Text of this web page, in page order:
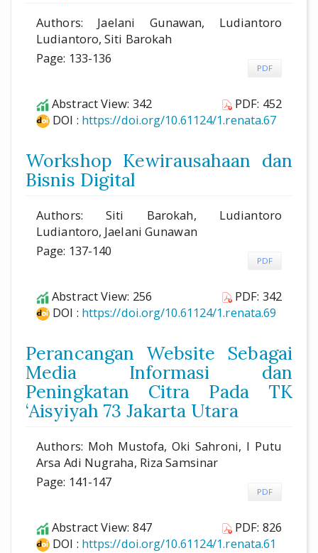
Authors: Jaelani Gunawan, Ludiantoro
Ludiantoro, Siti Barokah
Page: 133-136
PDF
Abstract View: 342
PDF: 452
DOI : https://doi.org/10.61124/1.renata.67
Workshop Kewirausahaan dan
Bisnis Digital
Authors: Siti Barokah, Ludiantoro
Ludiantoro, Jaelani Gunawan
Page: 137-140
PDF
Abstract View: 256
PDF: 342
DOI : https://doi.org/10.61124/1.renata.69
Perancangan Website Sebagai
Media Informasi dan
Peningkatan Citra Pada TK
‘Aisyiyah 73 Jakarta Utara
Authors: Moh Mustofa, Oki Sahroni, I Putu
Arsa Adi Nugraha, Riza Samsinar
Page: 141-147
PDF
Abstract View: 847
PDF: 826
DOI : https://doi.org/10.61124/1.renata.61